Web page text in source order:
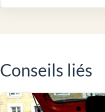
Conseils liés